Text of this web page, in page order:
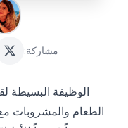
مشاركة:
الوظيفة البسيطة
الطعام والمشروبات